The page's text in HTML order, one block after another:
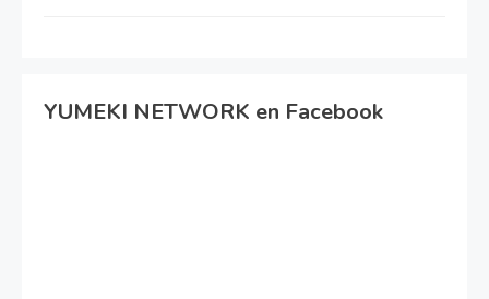
YUMEKI NETWORK en Facebook